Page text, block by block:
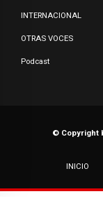
INTERNACIONAL
OTRAS VOCES
Podcast
© Copyright
INICIO